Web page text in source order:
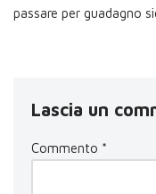
passare per guadagno
Lascia un
Commento *